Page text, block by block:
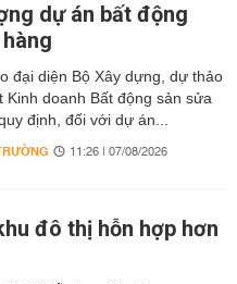
dự án bất động
đại diện Bộ Xây dựng, dự thảo
Kinh doanh Bất động sản sửa
định, đối với dự án...
11:26 | 07/08/2026
đô thị hỗn hợp hơn